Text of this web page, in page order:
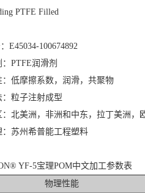
PTFE Filled
E45034-100674892
PTFE润滑剂
：低摩擦系数，润滑，共聚物
：粒子注射成型
：北美洲，非洲和中东，拉丁美洲，
：苏州希普能工程塑料
YF-5宝理POM中文加工参数表
物理性能